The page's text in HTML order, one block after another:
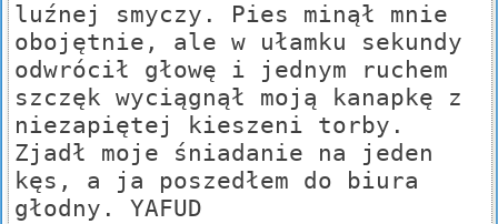
luźnej smyczy. Pies minął mnie
obojętnie, ale w ułamku sekundy
odwrócił głowę i jednym ruchem
szczęk wyciągnął moją kanapkę z
niezapiętej kieszeni torby.
Zjadł moje śniadanie na jeden
kęs, a ja poszedłem do biura
głodny. YAFUD